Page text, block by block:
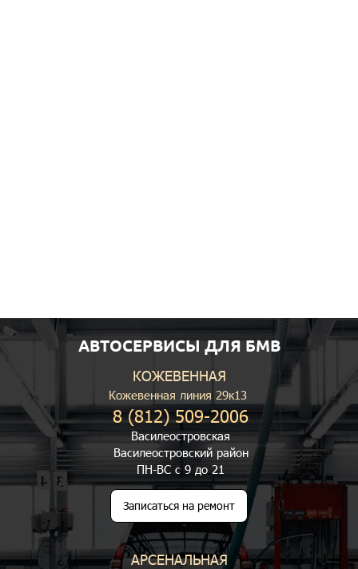
АВТОСЕРВИСЫ ДЛЯ БМВ
КОЖЕВЕННАЯ
Кожевенная линия 29к13
8 (812) 509-2006
Василеостровская
Василеостровский район
ПН-ВС с 9 до 21
Записаться на ремонт
АРСЕНАЛЬНАЯ